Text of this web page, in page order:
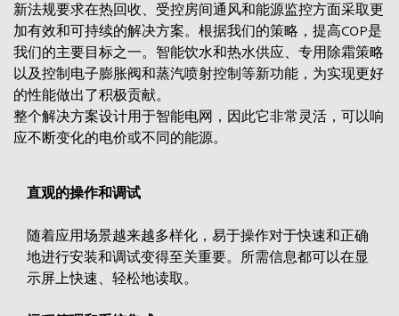
新法规要求在热回收、受控房间通风和能源监控方面采取更
加有效和可持续的解决方案。根据我们的策略，提高COP是
我们的主要目标之一。智能饮水和热水供应、专用除霜策略
以及控制电子膨胀阀和蒸汽喷射控制等新功能，为实现更好
的性能做出了积极贡献。
整个解决方案设计用于智能电网，因此它非常灵活，可以响
应不断变化的电价或不同的能源。
直观的操作和调试
随着应用场景越来越多样化，易于操作对于快速和正确
地进行安装和调试变得至关重要。所需信息都可以在显
示屏上快速、轻松地读取。